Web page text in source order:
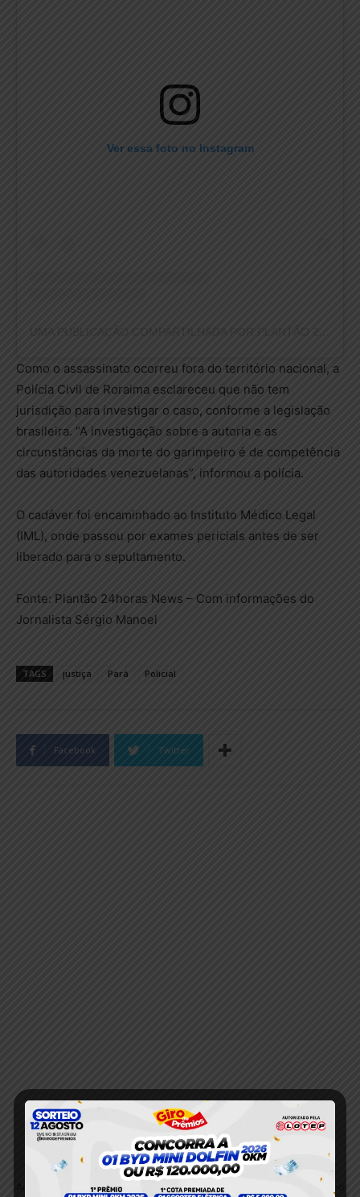
Ver essa foto no Instagram
Como o assassinato ocorreu fora do território nacional, a
Polícia Civil de Roraima esclareceu que não tem
jurisdição para investigar o caso, conforme a legislação
brasileira. “A investigação sobre a autoria e as
circunstâncias da morte do garimpeiro é de competência
das autoridades venezuelanas”, informou a polícia.
O cadáver foi encaminhado ao Instituto Médico Legal
(IML), onde passou por exames periciais antes de ser
liberado para o sepultamento.
Fonte: Plantão 24horas News – Com informações do
Jornalista Sérgio Manoel
TAGS justiça Pará Policial
Facebook Twitter